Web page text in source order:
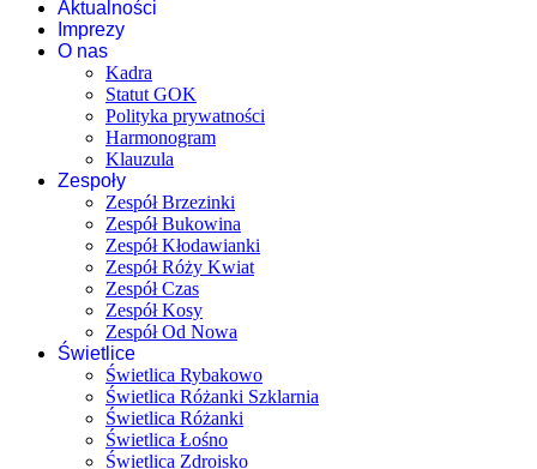
Aktualności
Imprezy
O nas
Kadra
Statut GOK
Polityka prywatności
Harmonogram
Klauzula
Zespoły
Zespół Brzezinki
Zespół Bukowina
Zespół Kłodawianki
Zespół Róży Kwiat
Zespół Czas
Zespół Kosy
Zespół Od Nowa
Świetlice
Świetlica Rybakowo
Świetlica Różanki Szklarnia
Świetlica Różanki
Świetlica Łośno
Świetlica Zdroisko